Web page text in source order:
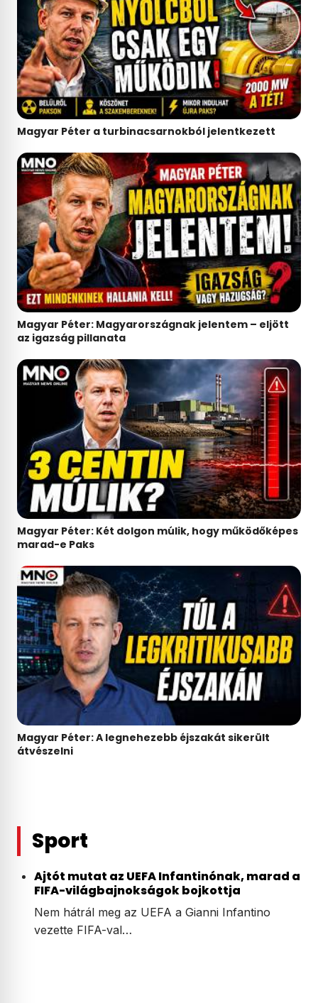
Magyar Péter a turbinacsarnokból jelentkezett
Magyar Péter: Magyarországnak jelentem – eljött
az igazság pillanata
Magyar Péter: Két dolgon múlik, hogy működőképes
marad-e Paks
Magyar Péter: A legnehezebb éjszakát sikerült
átvészelni
Sport
Ajtót mutat az UEFA Infantinónak, marad a
FIFA-világbajnokságok bojkottja
Nem hátrál meg az UEFA a Gianni Infantino
vezette FIFA-val…